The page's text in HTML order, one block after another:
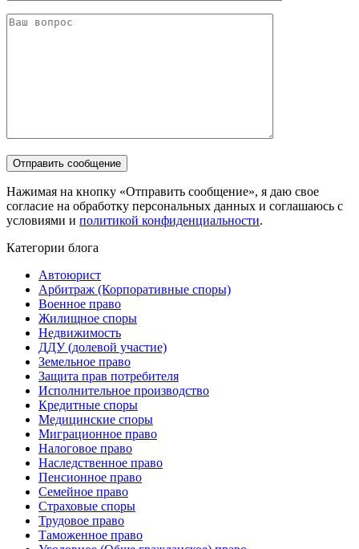
Нажимая на кнопку «Отправить сообщение», я даю свое
согласие на обработку персональных данных и соглашаюсь с
условиями и политикой конфиденциальности.
Категории блога
Автоюрист
Арбитраж (Корпоративные споры)
Военное право
Жилищное споры
Недвижимость
ДДУ (долевой участие)
Земельное право
Защита прав потребителя
Исполнительное производство
Кредитные споры
Медицинские споры
Миграционное право
Налоговое право
Наследственное право
Пенсионное право
Семейное право
Страховые споры
Трудовое право
Таможенное право